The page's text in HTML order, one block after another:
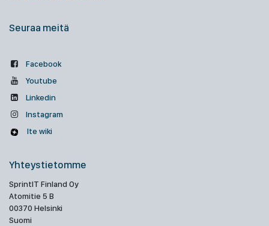
Seuraa meitä
Facebook
Youtube
Linkedin
Instagram
Ite wiki
Yhteystietomme
SprintIT Finland Oy
Atomitie 5 B
00370 Helsinki
Suomi